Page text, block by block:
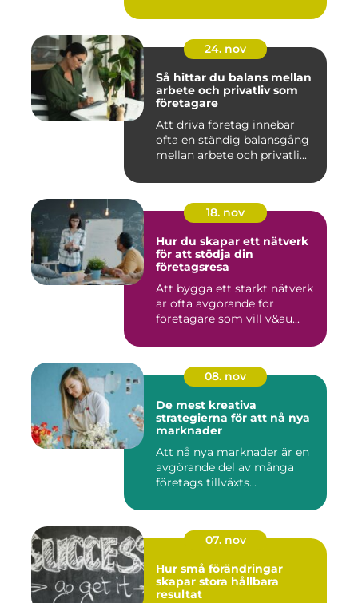
24. nov
Så hittar du balans mellan
arbete och privatliv som
företagare
Att driva företag innebär
ofta en ständig balansgång
mellan arbete och privatli...
18. nov
Hur du skapar ett nätverk
för att stödja din
företagsresa
Att bygga ett starkt nätverk
är ofta avgörande för
företagare som vill v&au...
08. nov
De mest kreativa
strategierna för att nå nya
marknader
Att nå nya marknader är en
avgörande del av många
företags tillväxts...
07. nov
Hur små förändringar
skapar stora hållbara
resultat